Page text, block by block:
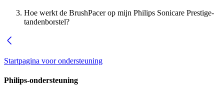
Hoe werkt de BrushPacer op mijn Philips Sonicare Prestige-
tandenborstel?
Startpagina voor ondersteuning
Philips-ondersteuning